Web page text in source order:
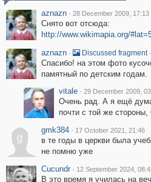
aznazn · 28 December 2009, 17:13
Снято вот отсюда:
http://www.wikimapia.org/
aznazn · Discussed fragment ·
Спасибо! на этом фото
памятный по детским годам.
vitale · 29 December 2009,
Очень рад. А я ещё
почти с той же
g
gmk384 · 17 October 2021, 21:46
в те годы в церкви была
не помню уже
Cucundr · 12 September 2024,
В это время я училась на